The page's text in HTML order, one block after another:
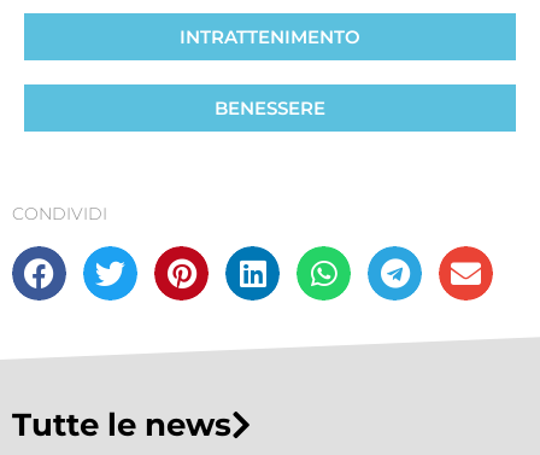
INTRATTENIMENTO
BENESSERE
CONDIVIDI
Tutte le news